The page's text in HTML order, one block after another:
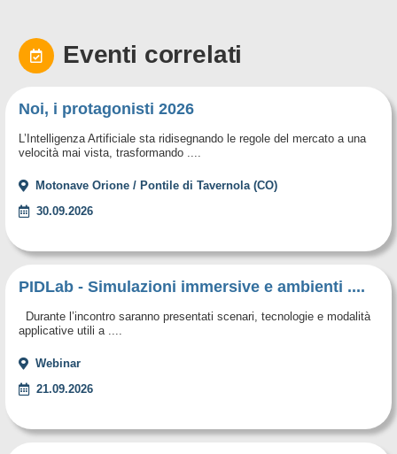
Eventi correlati
Noi, i protagonisti 2026
L’Intelligenza Artificiale sta ridisegnando le regole del mercato a una
velocità mai vista, trasformando ....
Motonave Orione / Pontile di Tavernola (CO)
30.09.2026
PIDLab - Simulazioni immersive e ambienti ....
Durante l’incontro saranno presentati scenari, tecnologie e modalità
applicative utili a ....
Webinar
21.09.2026